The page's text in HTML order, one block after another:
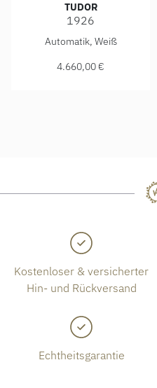
TUDOR
1926
TUDOR 1926, Ref:
Automatik, Weiß
4.660,00 €
Kostenloser & versicherter
Hin- und Rückversand
Echtheitsgarantie